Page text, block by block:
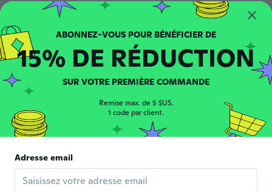
A Inscrit depuis 2018 · 12 avis
il y a 6 ans
B
M Marília
Inscrit depuis 2019 · 14 avis
São muito fofas, todas funcionando
15% DE RÉDUCTION
SUR VOTRE PREMIÈRE COMMANDE
Remise max. de 5 $US.
1 code par client.
Adresse email